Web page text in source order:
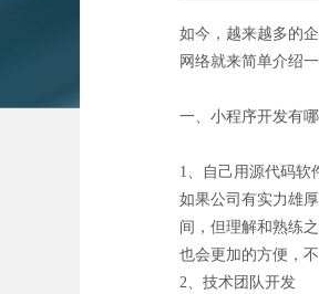
如今，越来越多的
网络就来简单介绍一
一、小程序开发有
1、自己用源代码软
如果公司有实力雄
间，但理解和熟练
也会更加的方便，
2、技术团队开发